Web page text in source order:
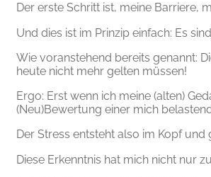
Der erste Schritt ist, meine Barriere,
Und dies ist im Prinzip einfach: Es
Wie voranstehend bereits genannt:
heute nicht mehr gelten müssen!
Ergo: Erst wenn ich meine (alten)
(Neu)Bewertung einer mich
Der Stress entsteht also im Kopf
Diese Erkenntnis hat mich nicht nur